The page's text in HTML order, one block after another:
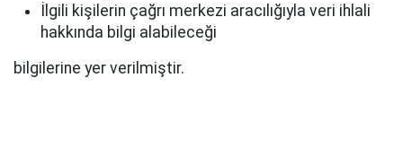
İlgili kişilerin çağrı merkezi aracılığıyla veri ihlali
hakkında bilgi alabileceği
bilgilerine yer verilmiştir.